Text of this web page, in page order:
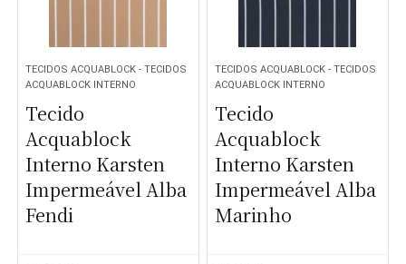
TECIDOS ACQUABLOCK - TECIDOS
ACQUABLOCK INTERNO
Tecido
Acquablock
Interno Karsten
Impermeável Alba
Fendi
TECIDOS ACQUABLOCK - TECIDOS
ACQUABLOCK INTERNO
Tecido
Acquablock
Interno Karsten
Impermeável Alba
Marinho